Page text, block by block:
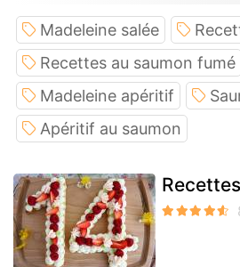
Madeleine salée
Recettes au saumon fumé
Madeleine apéritif
Apéritif au saumon